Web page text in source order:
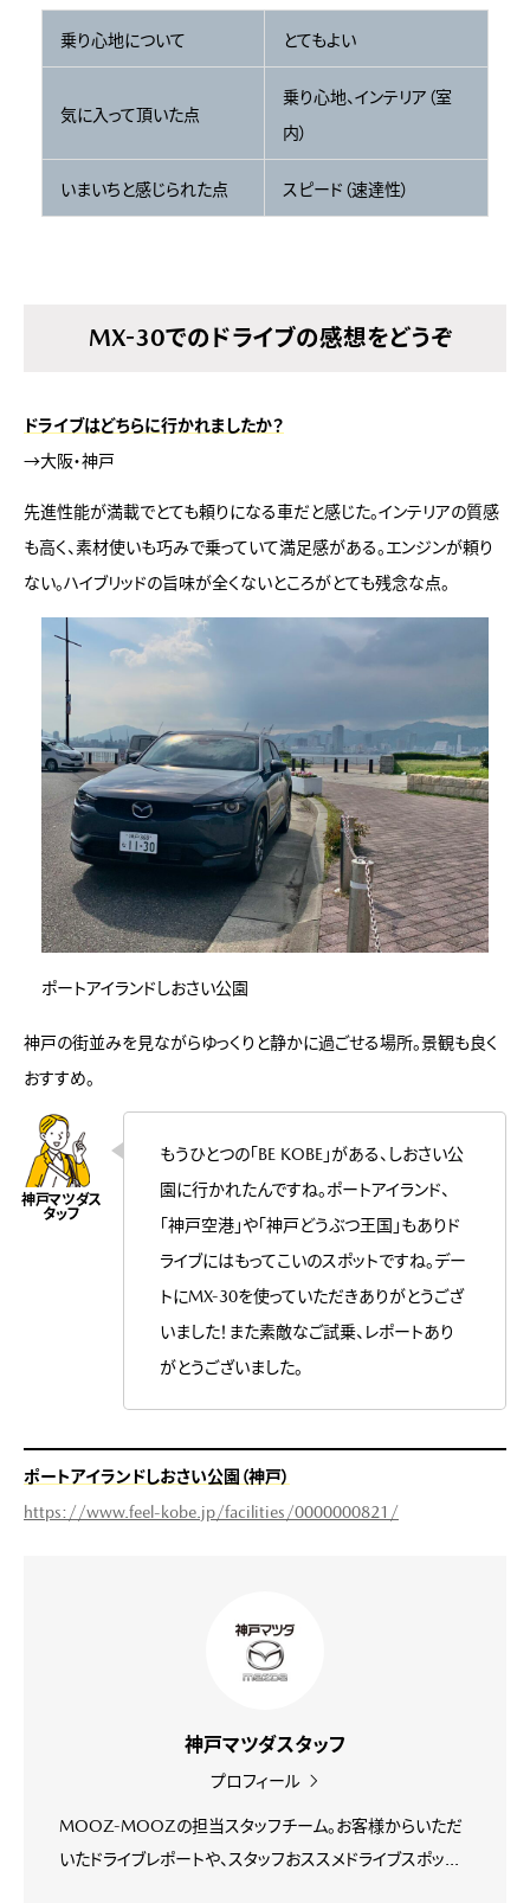
乗り心地について とてもよい
気に入って頂いた点
乗り心地、インテリア（室
内）
いまいちと感じられた点 スピード（速達性）
MX-30でのドライブの感想をどうぞ
ドライブはどちらに行かれましたか？
→大阪・神戸
先進性能が満載でとても頼りになる車だと感じた。インテリアの質感
も高く、素材使いも巧みで乗っていて満足感がある。エンジンが頼り
ない。ハイブリッドの旨味が全くないところがとても残念な点。
ポートアイランドしおさい公園
神戸の街並みを見ながらゆっくりと静かに過ごせる場所。景観も良く
おすすめ。
もうひとつの「BE KOBE」がある、しおさい公
園に行かれたんですね。ポートアイランド、
「神戸空港」や「神戸どうぶつ王国」もありド
ライブにはもってこいのスポットですね。デー
トにMX-30を使っていただきありがとうござ
いました！また素敵なご試乗、レポートあり
がとうございました。
ポートアイランドしおさい公園（神戸）
https://www.feel-kobe.jp/facilities/0000000821/
神戸マツダスタッフ
プロフィール
MOOZ-MOOZの担当スタッフチーム。お客様からいただ
いたドライブレポートや、スタッフおススメドライブスポッ...